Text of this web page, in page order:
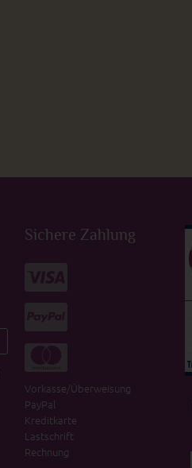
Sichere Zahlung
Vorkasse/Überweisung
PayPal
Kreditkarte
Lastschrift
Rechnung